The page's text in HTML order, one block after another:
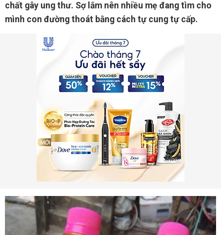
chất gây ung thư. Sợ lắm nên nhiều mẹ đang tìm cho
mình con đường thoát bằng cách tự cung tự cấp.